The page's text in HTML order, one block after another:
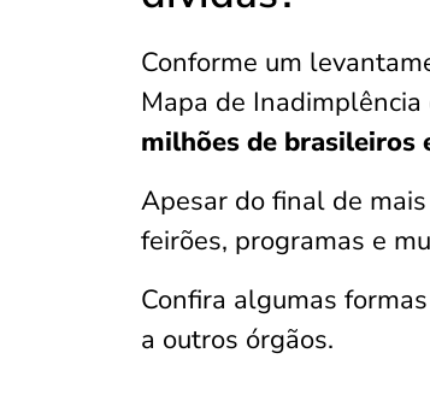
Conforme um
Mapa de
milhões de brasileiros
Apesar do final de
feirões, programas e
Confira algumas
a outros órgãos.